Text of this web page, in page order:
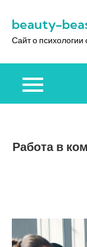
содержимому
beauty-
Сайт о
Работа в